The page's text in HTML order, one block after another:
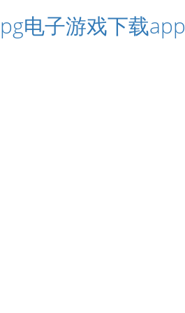
pg电子游戏下载app